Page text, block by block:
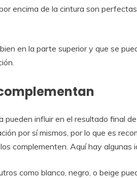
encima de la cintura son
en la parte superior y que se
influir en el resultado final
por sí mismos, por lo que es
complementen. Aquí hay algunas
como blanco, negro, o beige